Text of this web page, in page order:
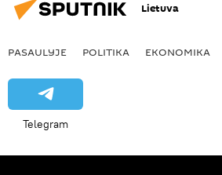
Lietuva
PASAULYJE POLITIKA EKONOMIKA
Telegram